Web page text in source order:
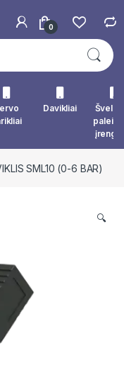
0
Davikliai
SML10 (0-6 BAR)
🔍